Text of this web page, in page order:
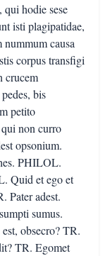
hodie sese
isti plagipatidae,
causa
corpus transfigi
crucem
bis
petito
non curro
opsonium.
PHILOL.
Quid et ego et
Pater adest.
sumus.
obsecro? TR.
TR. Egomet